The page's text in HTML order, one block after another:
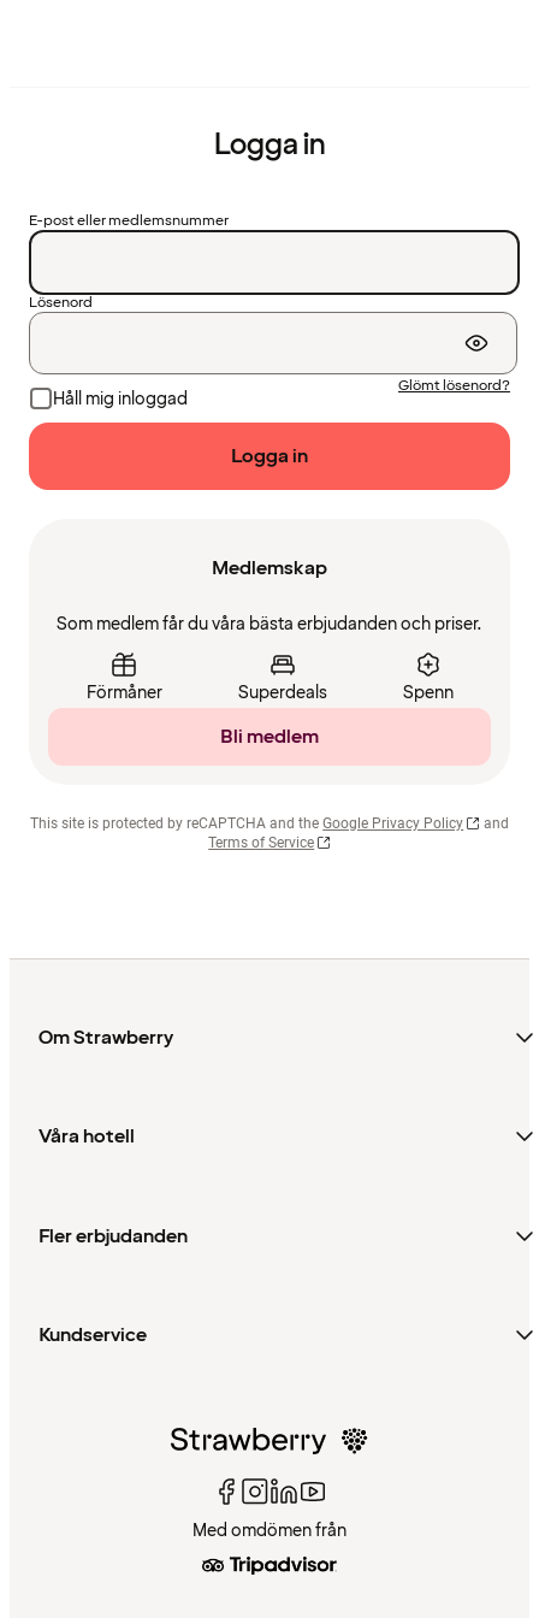
Logga in
E-post eller medlemsnummer
Lösenord
Håll mig inloggad
Glömt lösenord?
Logga in
Medlemskap
Som medlem får du våra bästa erbjudanden och priser.
Förmåner Superdeals Spenn
Bli medlem
This site is protected by reCAPTCHA and the Google Privacy Policy
and
Terms of Service
Om Strawberry
Våra hotell
Fler erbjudanden
Kundservice
Med omdömen från